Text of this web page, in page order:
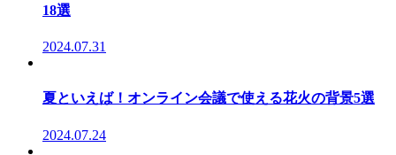
18選
2024.07.31
夏といえば！オンライン会議で使える花火の背景5選
2024.07.24